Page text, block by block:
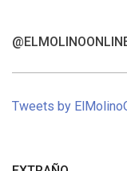
Tweets by